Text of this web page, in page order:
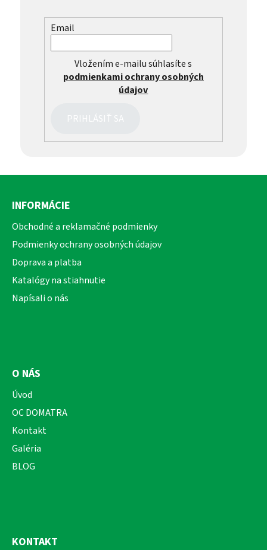
Email
Vložením e-mailu súhlasíte s
podmienkami ochrany osobných
údajov
PRIHLÁSIŤ SA
Z
INFORMÁCIE
Obchodné a reklamačné podmienky
Podmienky ochrany osobných údajov
Doprava a platba
Katalógy na stiahnutie
Napísali o nás
O NÁS
Úvod
OC DOMATRA
Kontakt
Galéria
BLOG
KONTAKT